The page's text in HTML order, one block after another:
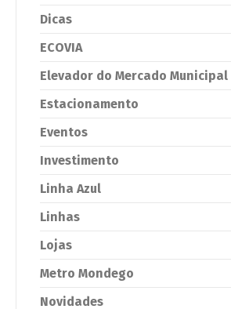
Dicas
ECOVIA
Elevador do Mercado Municipal
Estacionamento
Eventos
Investimento
Linha Azul
Linhas
Lojas
Metro Mondego
Novidades